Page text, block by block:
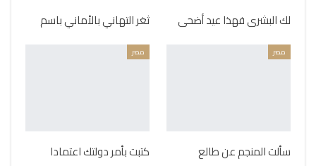
لك البشرى فهذا عيد أضحى ثغر التهاني بالأماني باسم
مصر
سألت المنجم عن طالع
مصر
كتبت بأمر دولتك اعتمادا